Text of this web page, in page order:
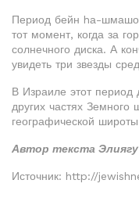
Период бейн hа-
тот момент, когда за
солнечного диска. А
увидеть три звезды
В Израиле этот период
других частях Земного
географической
Автор текста Элиягу
Источник: http://